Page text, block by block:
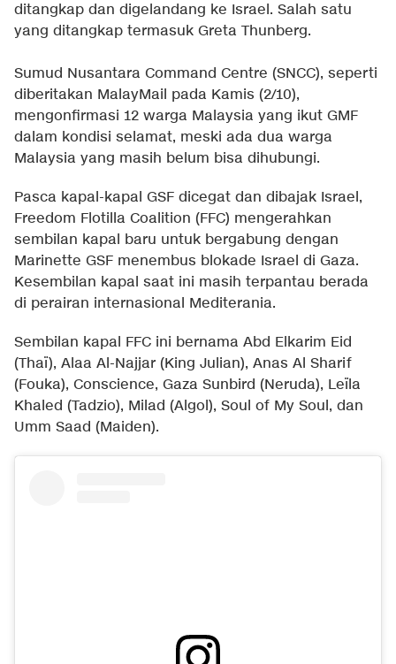
ditangkap dan digelandang ke Israel. Salah satu
yang ditangkap termasuk Greta Thunberg.
Sumud Nusantara Command Centre (SNCC), seperti
diberitakan MalayMail pada Kamis (2/10),
mengonfirmasi 12 warga Malaysia yang ikut GMF
dalam kondisi selamat, meski ada dua warga
Malaysia yang masih belum bisa dihubungi.
Pasca kapal-kapal GSF dicegat dan dibajak Israel,
Freedom Flotilla Coalition (FFC) mengerahkan
sembilan kapal baru untuk bergabung dengan
Marinette GSF menembus blokade Israel di Gaza.
Kesembilan kapal saat ini masih terpantau berada
di perairan internasional Mediterania.
Sembilan kapal FFC ini bernama Abd Elkarim Eid
(Thaï), Alaa Al-Najjar (King Julian), Anas Al Sharif
(Fouka), Conscience, Gaza Sunbird (Neruda), Leïla
Khaled (Tadzio), Milad (Algol), Soul of My Soul, dan
Umm Saad (Maiden).